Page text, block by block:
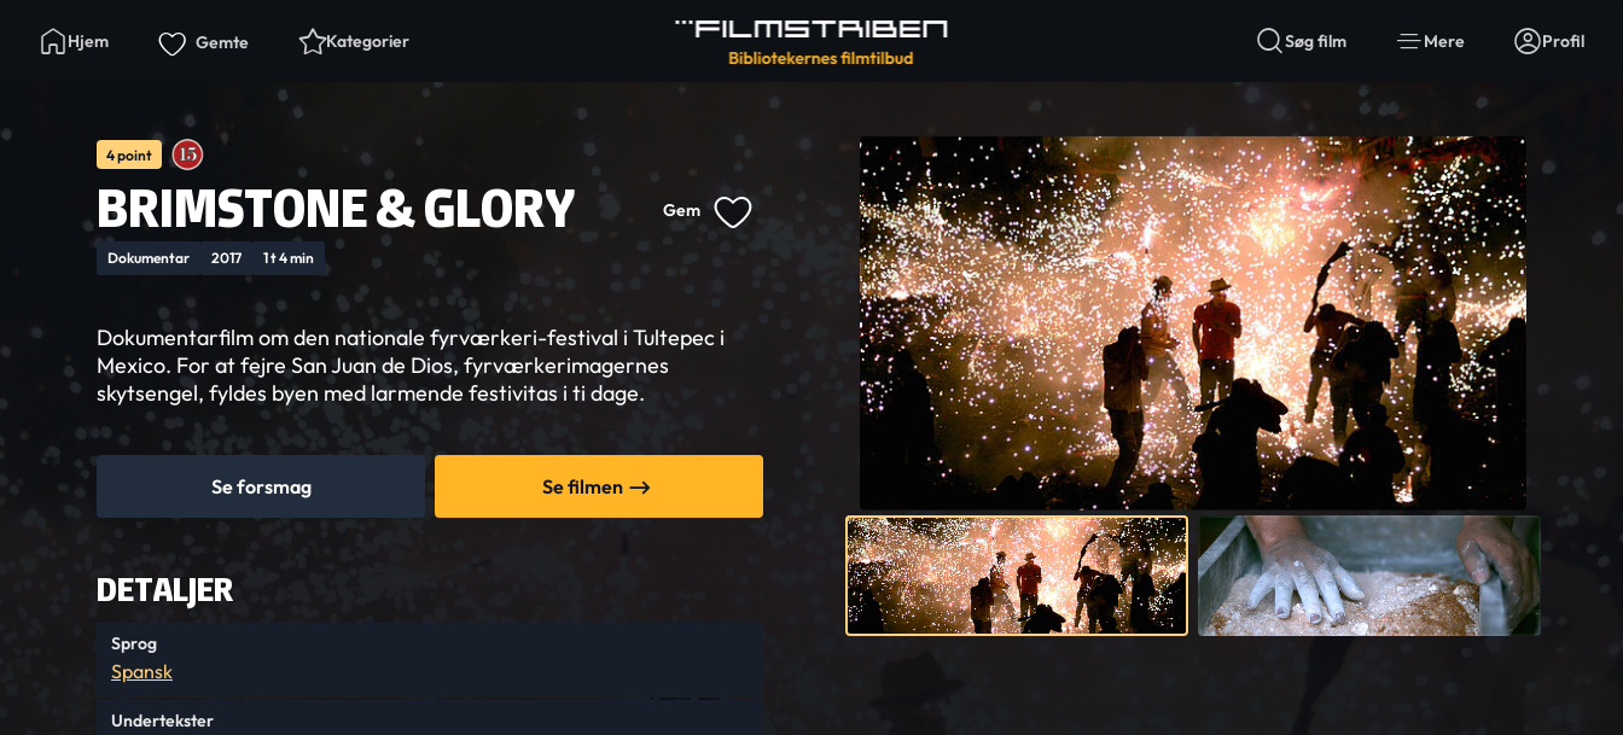
Hjem Gemte Kategorier Søg film Mere Profil
4 point
BRIMSTONE & GLORY Gem
Dokumentar 2017 1 t 4 min
Dokumentarfilm om den nationale fyrværkeri-festival i Tultepec i
Mexico. For at fejre San Juan de Dios, fyrværkerimagernes
skytsengel, fyldes byen med larmende festivitas i ti dage.
Se forsmag Se filmen
DETALJER
Sprog
Spansk
Undertekster